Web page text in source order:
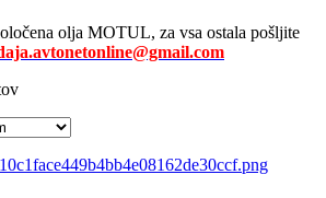
olja MOTUL, za vsa ostala pošljite
Razvrščeno
datumu